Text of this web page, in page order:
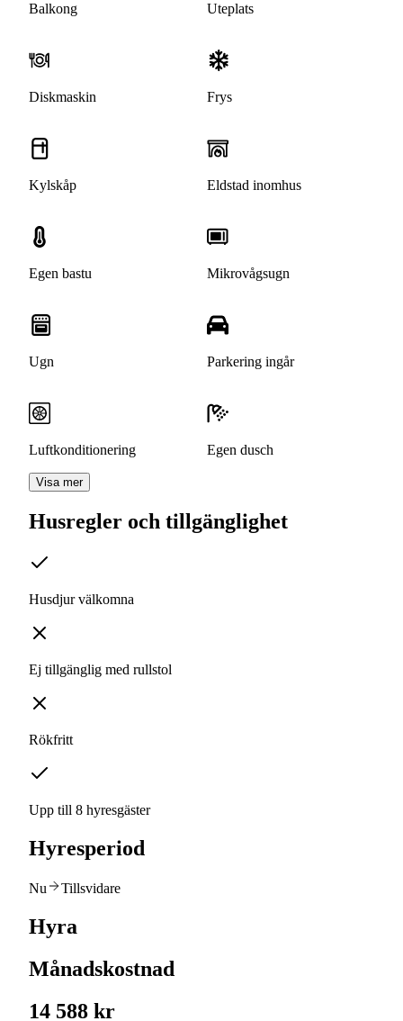
Balkong Uteplats
Diskmaskin Frys
Kylskåp Eldstad inomhus
Egen bastu Mikrovågsugn
Ugn Parkering ingår
Luftkonditionering Egen dusch
Visa mer
Husregler och tillgänglighet
Husdjur välkomna
Ej tillgänglig med rullstol
Rökfritt
Upp till 8 hyresgäster
Hyresperiod
Nu Tillsvidare
Hyra
Månadskostnad
14 588 kr